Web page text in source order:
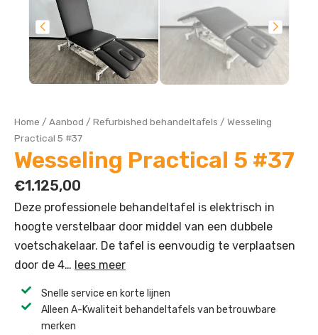
Home / Aanbod / Refurbished behandeltafels / Wesseling
Practical 5 #37
Wesseling Practical 5 #37
€1.125,00
Deze professionele behandeltafel is elektrisch in
hoogte verstelbaar door middel van een dubbele
voetschakelaar. De tafel is eenvoudig te verplaatsen
door de 4… lees meer
Snelle service en korte lijnen
Alleen A-Kwaliteit behandeltafels van betrouwbare
merken